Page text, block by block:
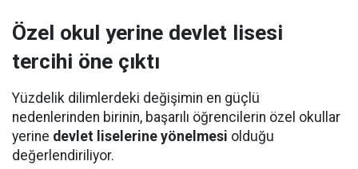
Özel okul yerine devlet lisesi
tercihi öne çıktı
Yüzdelik dilimlerdeki değişimin en güçlü
nedenlerinden birinin, başarılı öğrencilerin özel okullar
yerine devlet liselerine yönelmesi olduğu
değerlendiriliyor.